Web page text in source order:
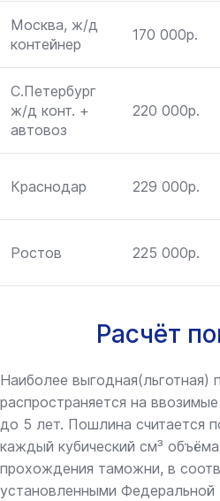
Москва, ж/д
контейнер
170 000р.
С.Петербург
ж/д конт. +
автовоз
220 000р.
Краснодар 229 000р.
Ростов 225 000р.
Расчёт
Наиболее выгодная(льготная)
распространяется на
до 5 лет. Пошлина считается
каждый кубический см³
прохождения таможни, в
установленными